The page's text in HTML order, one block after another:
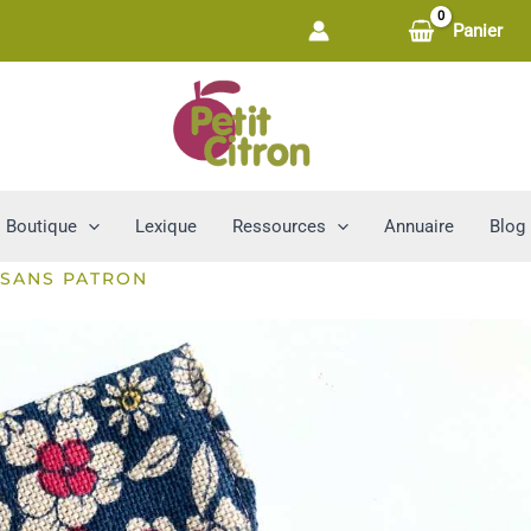
Panier
Boutique Lexique Ressources Annuaire Blog
PATRON